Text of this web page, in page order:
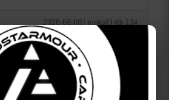
2026-08-08 | makpif | 134